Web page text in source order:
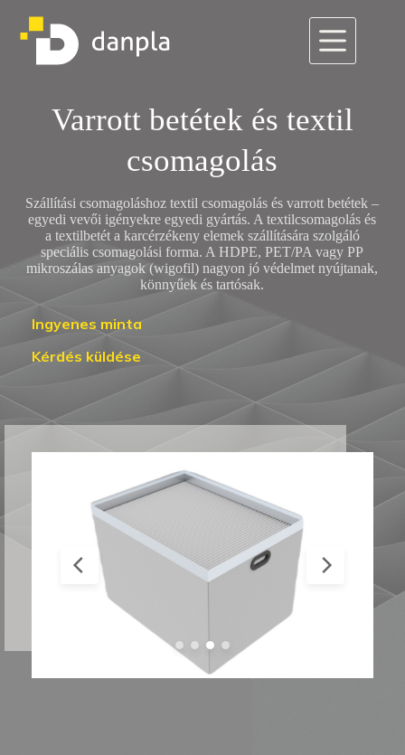
content
Varrott betétek és textil
csomagolás
Szállítási csomagoláshoz textil csomagolás és varrott betétek –
egyedi vevői igényekre egyedi gyártás. A textilcsomagolás és
a textilbetét a karcérzékeny elemek szállítására szolgáló
speciális csomagolási forma. A HDPE, PET/PA vagy PP
mikroszálas anyagok (wigofil) nagyon jó védelmet nyújtanak,
könnyűek és tartósak.
Ingyenes minta
Kérdés küldése